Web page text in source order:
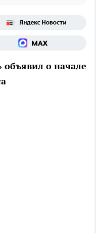
о начале